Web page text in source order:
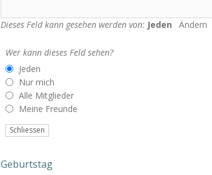
Dieses Feld kann gesehen werden von: Jeden Ändern
Wer kann dieses Feld sehen?
Jeden
Nur mich
Alle Mitglieder
Meine Freunde
Schliessen
Geburtstag